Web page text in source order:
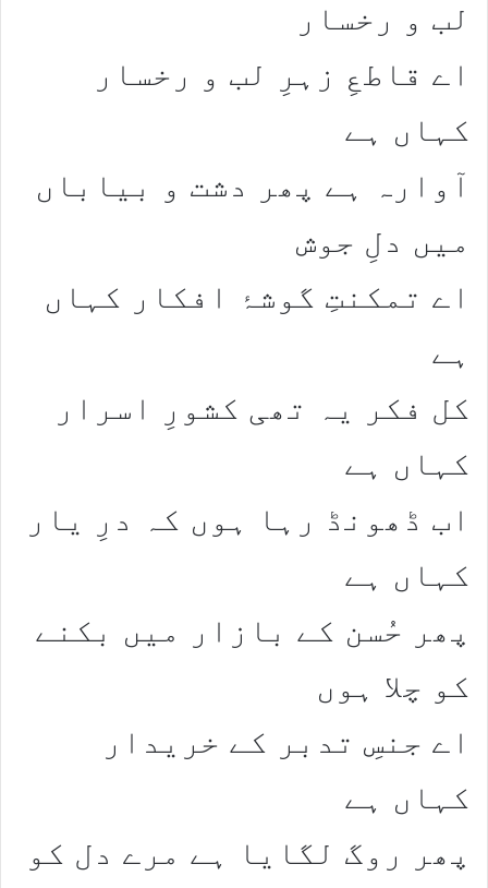
لب و رخسار​
اے قاطعِ زہرِ لب و رخسار
کہاں ہے​
​آوارہ ہے پھر دشت و بیاباں
میں دلِ جوش​
اے تمکنتِ گوشۂ افکار کہاں
ہے​
کل فکر یہ تھی کشورِ اسرار
کہاں ہے​
اب ڈھونڈ رہا ہوں کہ درِ یار
کہاں ہے​
​پھر حُسن کے بازار میں بکنے
کو چلا ہوں​
اے جنسِ تدبر کے خریدار
کہاں ہے​
​پھر روگ لگایا ہے مرے دل کو